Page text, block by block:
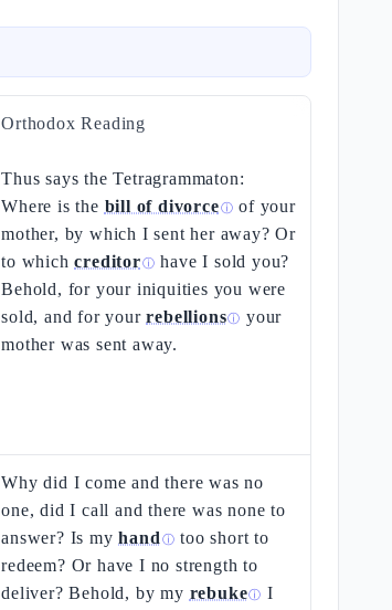
Orthodox Reading
Thus says the Tetragrammaton:
Where is the bill of divorceⓘ of your
mother, by which I sent her away? Or
to whichcreditorⓘ have I sold you?
Behold, for your iniquities you were
sold, and for yourrebellionsⓘ your
mother was sent away.
Why did I come and there was no
one, did I call and there was none to
answer? Is myhand ⓘ too short to
redeem? Or have I no strength to
deliver? Behold, by my rebukeⓘ I